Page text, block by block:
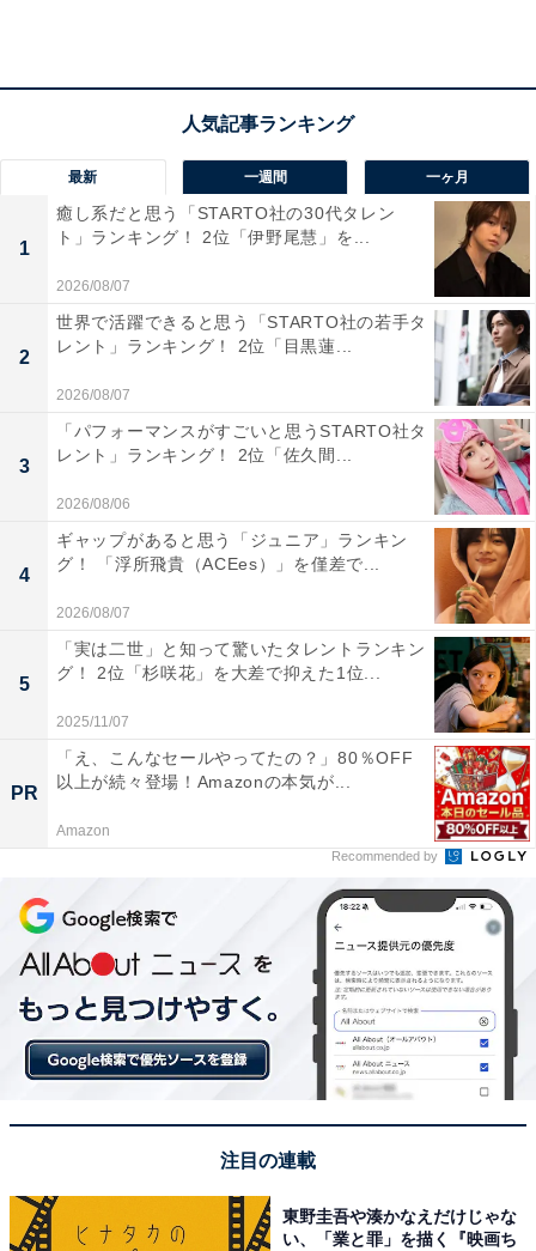
さまざまな依頼を解決に導きながら、親友を殺人犯にし
てしまった事件の謎も次第に暴いていくという1話完結
型のオリジナルストーリーが見どころです。
回答理由では、「ミステリアスなキャラを上手く演じて
いるからです」（兵庫県・20代女性）、「どんな作品で
も演技がうまく引き込まれてしまうから」（岩手県・40
代女性）、「俳優さんに引けを取らない演技力があるか
らです」（奈良県・40代女性）といった意見が聞かれま
した。
第2位：山田涼介（Hey! Say! JUMP）
最新 一週間 一ヶ月
1
癒し系だと思う「STARTO社の30代タレン
ト」ランキング！ 2位「伊野尾慧」を...
2026/08/07
2
世界で活躍できると思う「STARTO社の若手タ
レント」ランキング！ 2位「目黒蓮...
2026/08/07
3
「パフォーマンスがすごいと思うSTARTO社タ
レント」ランキング！ 2位「佐久間...
2026/08/06
4
ギャップがあると思う「ジュニア」ランキン
グ！ 「浮所飛貴（ACEes）」を僅差で...
2026/08/07
5
「実は二世」と知って驚いたタレントランキン
グ！ 2位「杉咲花」を大差で抑えた1位...
2025/11/07
PR
「え、こんなセールやってたの？」80％OFF
以上が続々登場！Amazonの本気が...
Amazon
Recommended by
注目の連載
東野圭吾や湊かなえだけじゃな
い、「業と罪」を描く『映画ち